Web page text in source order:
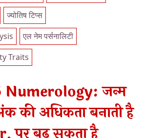
ज्योतिष टिप्स
एल नेम पर्सनालिटी
Traits
Numerology: जन्म
की अधिकता बनाती है